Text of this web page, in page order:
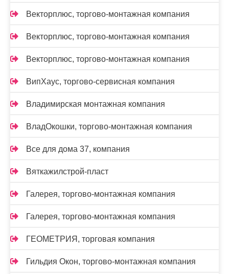
Векторплюс, торгово-монтажная компания
Векторплюс, торгово-монтажная компания
Векторплюс, торгово-монтажная компания
ВипХаус, торгово-сервисная компания
Владимирская монтажная компания
ВладОкошки, торгово-монтажная компания
Все для дома 37, компания
Вяткажилстрой-пласт
Галерея, торгово-монтажная компания
Галерея, торгово-монтажная компания
ГЕОМЕТРИЯ, торговая компания
Гильдия Окон, торгово-монтажная компания